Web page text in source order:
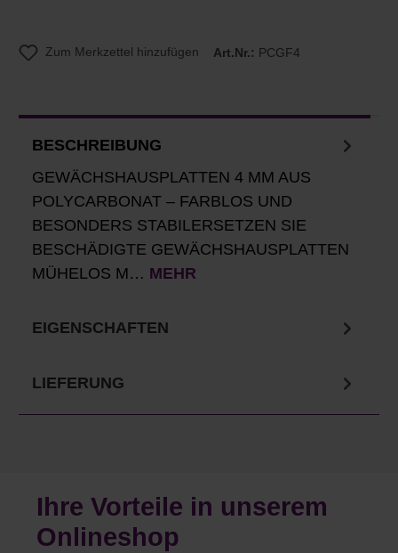
Zum Merkzettel hinzufügen Art.Nr.: PCGF4
BESCHREIBUNG
GEWÄCHSHAUSPLATTEN 4 MM AUS
POLYCARBONAT – FARBLOS UND
BESONDERS STABILERSETZEN SIE
BESCHÄDIGTE GEWÄCHSHAUSPLATTEN
MÜHELOS M… MEHR
EIGENSCHAFTEN
LIEFERUNG
Ihre Vorteile in unserem
Onlineshop